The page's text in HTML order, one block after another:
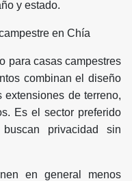
y estado.
en Chía
para casas campestres
combinan el diseño
de terreno,
Es el sector preferido
privacidad sin
en general menos